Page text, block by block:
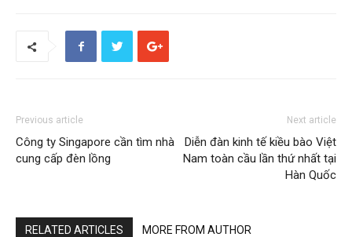
Previous article
Công ty Singapore cần tìm nhà
cung cấp đèn lồng
Next article
Diễn đàn kinh tế kiều bào Việt
Nam toàn cầu lần thứ nhất tại
Hàn Quốc
RELATED ARTICLES MORE FROM AUTHOR